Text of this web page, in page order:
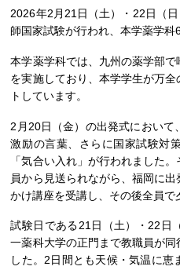
2026年2月21日（土）・22日（
師国家試験が行われ、本学薬学科
本学薬学科では、九州の薬学部
を実施しており、本学学生が万
トしています。
2月20日（金）の出発式において
激励の言葉、さらに国家試験対
「気合い入れ」が行われました
員から見送られながら、福岡に
かけ講座を受講し、その後全員で
試験日である21日（土）・22日
一薬科大学の正門まで教職員が
した。2日間とも天候・気温に恵